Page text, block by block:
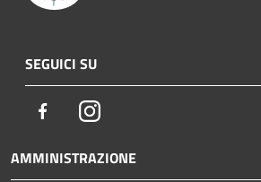
SEGUICI SU
FacebookInstagram
AMMINISTRAZIONE